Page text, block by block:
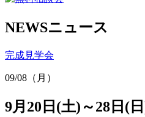
NEWSニュース
完成見学会
09/08（月）
9月20日(土)～28日(